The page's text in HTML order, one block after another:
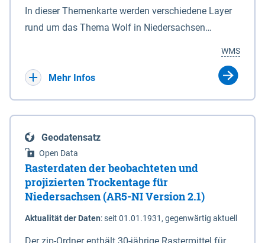
Schutz eines Gebietes vor erhöhten Tiden, vor allem
vor Sturmfluten, zu dienen bestimmt sind (§2 Abs.3
Eigenschaft eines Sperrwerkes durch Widmung, die
die Deichbehörde durch Verordnung ausspricht.
In dieser Themenkarte werden verschiedene Layer
rund um das Thema Wolf in Niedersachsen
sowie Status der bestehenden Wolfsterritorien im
laufenden Monitoringjahr.
WMS
Mehr Infos
Geodatensatz
Open Data
Rasterdaten der beobachteten und
projizierten Trockentage für
Niedersachsen (AR5-NI Version 2.1)
Aktualität der Daten:seit 01.01.1931, gegenwärtig aktuell